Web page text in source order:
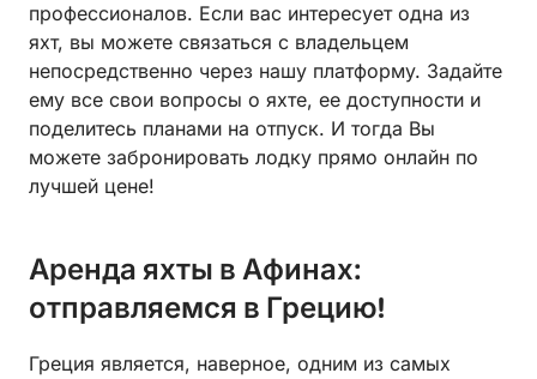
профессионалов. Если вас интересует одна из
яхт, вы можете связаться с владельцем
непосредственно через нашу платформу. Задайте
ему все свои вопросы о яхте, ее доступности и
поделитесь планами на отпуск. И тогда Вы
можете забронировать лодку прямо онлайн по
лучшей цене!
Аренда яхты в Афинах:
отправляемся в Грецию!
Греция является, наверное, одним из самых